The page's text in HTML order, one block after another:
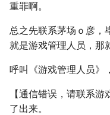
重罪啊。
总之先联系茅场ｏ彦，
就是游戏管理人员，那
呼叫《游戏管理人员》
【通信错误，请联系
了出来。